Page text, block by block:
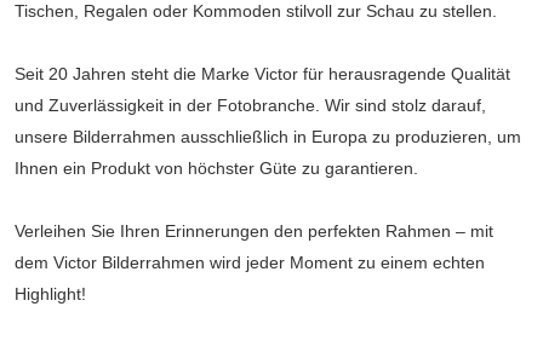
Tischen, Regalen oder Kommoden stilvoll zur Schau zu stellen.
Seit 20 Jahren steht die Marke Victor für herausragende Qualität
und Zuverlässigkeit in der Fotobranche. Wir sind stolz darauf,
unsere Bilderrahmen ausschließlich in Europa zu produzieren, um
Ihnen ein Produkt von höchster Güte zu garantieren.
Verleihen Sie Ihren Erinnerungen den perfekten Rahmen – mit
dem Victor Bilderrahmen wird jeder Moment zu einem echten
Highlight!